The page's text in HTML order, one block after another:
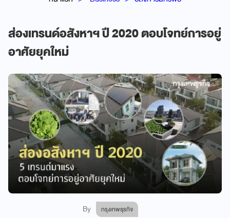
ส่องเทรนด์อสังหาฯ ปี 2020 ตอบโจทย์การอยู่
อาศัยยุคใหม่
By กรุงเทพธุรกิจ